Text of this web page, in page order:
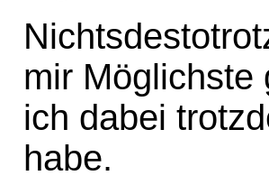
mir Möglichste
ich dabei
habe.